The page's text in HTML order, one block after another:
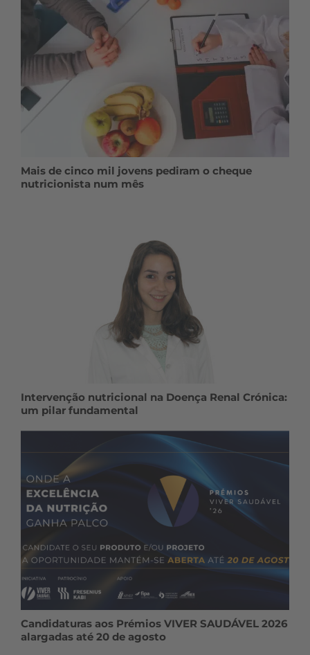
Mais de cinco mil jovens pediram o cheque
nutricionista num mês
Intervenção nutricional na Doença Renal Crónica:
um pilar fundamental
Candidaturas aos Prémios VIVER SAUDÁVEL 2026
alargadas até 20 de agosto